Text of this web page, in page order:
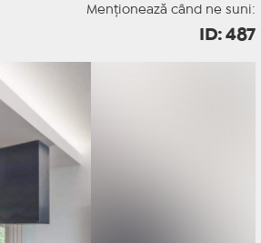
Menționează când ne suni:
ID: 487